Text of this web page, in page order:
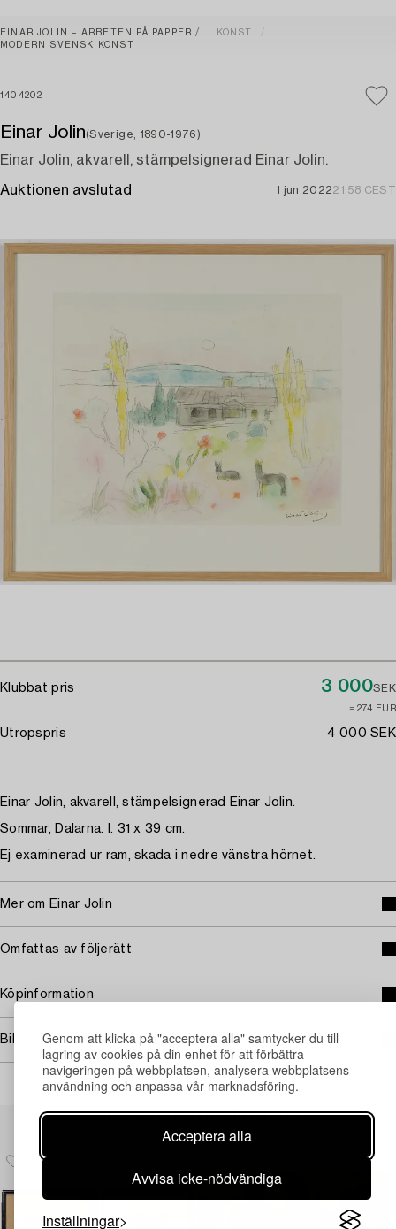
Genom att klicka på "acceptera alla" samtycker du till
lagring av cookies på din enhet för att förbättra
navigeringen på webbplatsen, analysera webbplatsens
användning och anpassa vår marknadsföring.
Acceptera alla
Avvisa icke-nödvändiga
Inställningar
EINAR JOLIN – ARBETEN PÅ PAPPER
KONST
MODERN SVENSK KONST
1404202
Einar Jolin(Sverige, 1890-1976)
Einar Jolin, akvarell, stämpelsignerad Einar Jolin.
Auktionen avslutad 1 jun 202221:58 CEST
Klubbat pris 3 000SEK
≈ 274 EUR
Utropspris 4 000 SEK
Einar Jolin, akvarell, stämpelsignerad Einar Jolin.
Sommar, Dalarna. I. 31 x 39 cm.
Ej examinerad ur ram, skada i nedre vänstra hörnet.
Mer om Einar Jolin
Omfattas av följerätt
Köpinformation
Bildrättigheter
Andra har även tittat på